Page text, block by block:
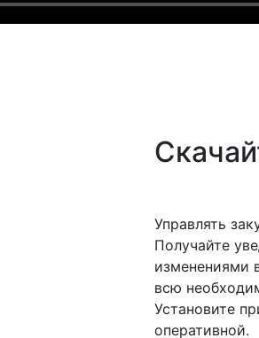
Управлять
Получайте
изменениями
всю
Установите
оперативной.